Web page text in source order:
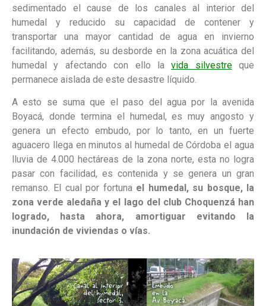
sedimentado el cause de los canales al interior del
humedal y reducido su capacidad de contener y
transportar una mayor cantidad de agua en invierno
facilitando, además, su desborde en la zona acuática del
humedal y afectando con ello lavida silvestreque
permanece aislada de este desastre líquido.
A esto se suma que el paso del agua por la avenida
Boyacá, donde termina el humedal, es muy angosto y
genera un efecto embudo, por lo tanto, en un fuerte
aguacero llega en minutos al humedal de Córdoba el agua
lluvia de 4.000 hectáreas de la zona norte, esta no logra
pasar con facilidad, es contenida y se genera un gran
remanso. El cual por fortuna el humedal, su bosque, la
zona verde aledaña y el lago del club Choquenzá han
logrado, hasta ahora, amortiguar evitando la
inundación de viviendas o vías.